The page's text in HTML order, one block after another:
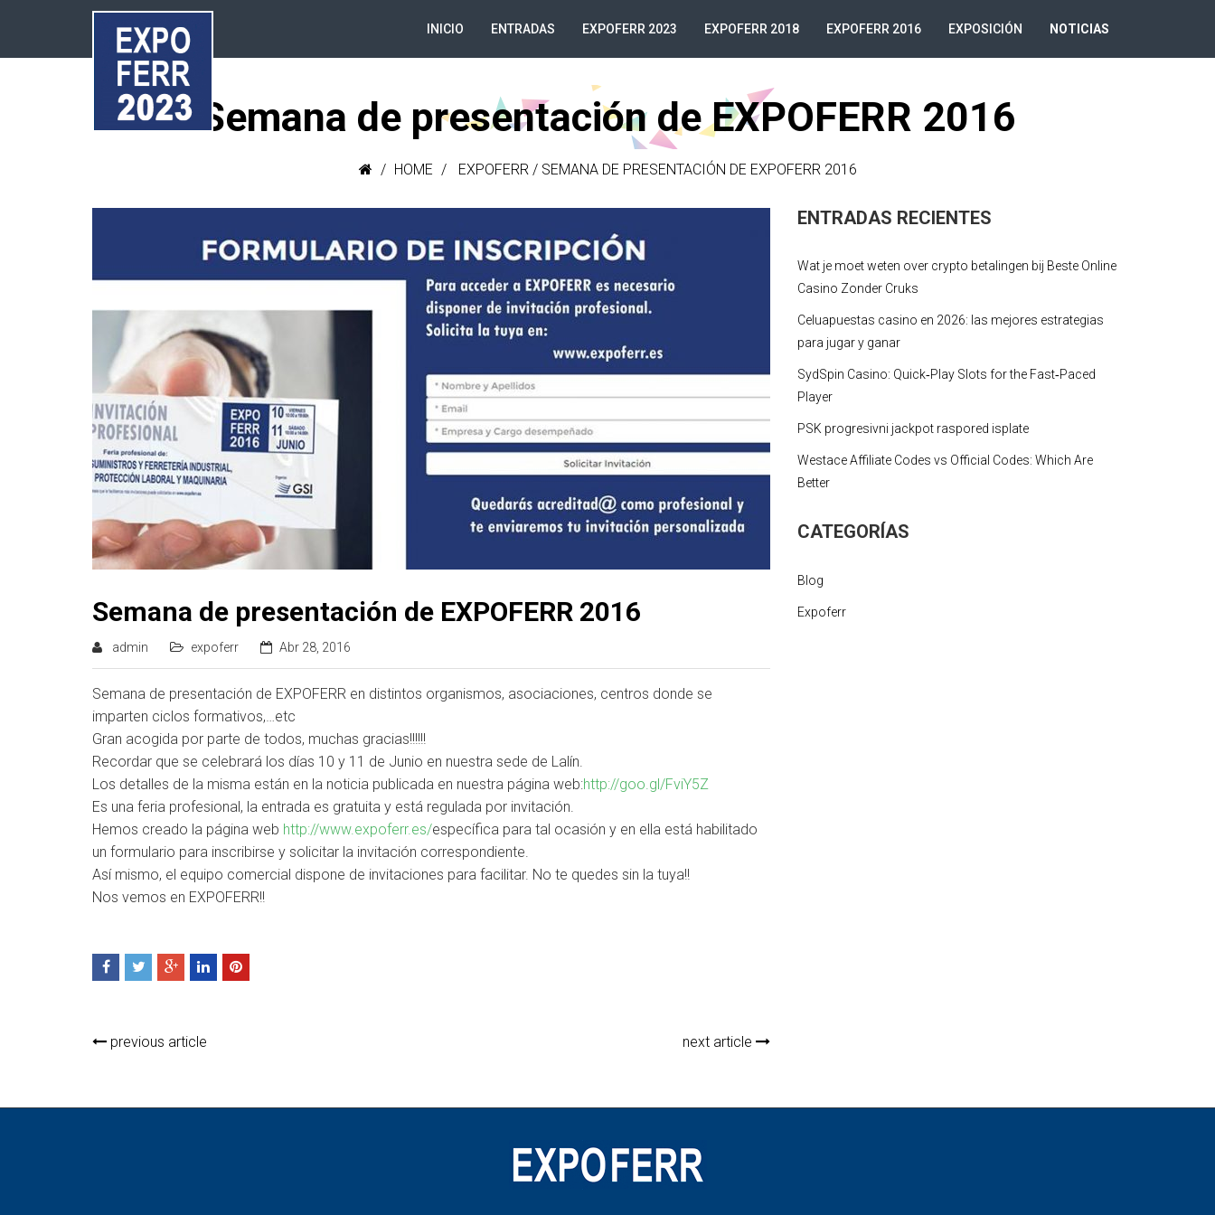
INICIO ENTRADAS EXPOFERR 2023 EXPOFERR 2018 EXPOFERR 2016 EXPOSICIÓN NOTICIAS
Semana de presentación de EXPOFERR 2016
HOME EXPOFERR /SEMANA DE PRESENTACIÓN DE EXPOFERR 2016
Semana de presentación de EXPOFERR 2016
admin expoferr Abr 28, 2016
Semana de presentación de EXPOFERR en distintos organismos, asociaciones, centros donde se
imparten ciclos formativos,…etc
Gran acogida por parte de todos, muchas gracias!!!!!!
Recordar que se celebrará los días 10 y 11 de Junio en nuestra sede de Lalín.
Los detalles de la misma están en la noticia publicada en nuestra página web:http://goo.gl/FviY5Z
Es una feria profesional, la entrada es gratuita y está regulada por invitación.
Hemos creado la página web http://www.expoferr.es/específica para tal ocasión y en ella está habilitado
un formulario para inscribirse y solicitar la invitación correspondiente.
Así mismo, el equipo comercial dispone de invitaciones para facilitar. No te quedes sin la tuya!!
Nos vemos en EXPOFERR!!
previous article next article
ENTRADAS RECIENTES
Wat je moet weten over crypto betalingen bij Beste Online
Casino Zonder Cruks
Celuapuestas casino en 2026: las mejores estrategias
para jugar y ganar
SydSpin Casino: Quick‑Play Slots for the Fast‑Paced
Player
PSK progresivni jackpot raspored isplate
Westace Affiliate Codes vs Official Codes: Which Are
Better
CATEGORÍAS
Blog
Expoferr